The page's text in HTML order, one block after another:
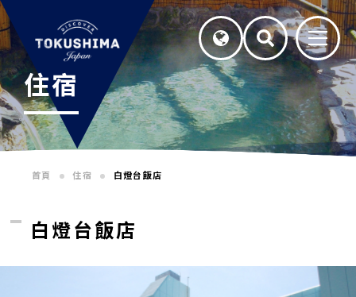
住宿
首頁 住宿 白燈台飯店
白燈台飯店